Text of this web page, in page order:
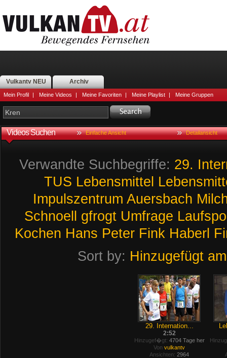
Vulkantv NEU Archiv
Mein Profil | Meine Videos | Meine Favoriten | Meine Playlist | Meine Gruppen
Videos Suchen Einfache Ansicht Detailansicht
Verwandte Suchbegriffe: 29.
TUS Lebensmittel
Impulszentrum Auersbach
Schnoell
gfrogt Umfrage
Kochen Hans Peter Fink Haberl
Sort by: Hinzugefügt am
29. Internation...
2:52
Hinzugef�gt: 4704 Tage her
Von vulkantv
Ansichten: 2964